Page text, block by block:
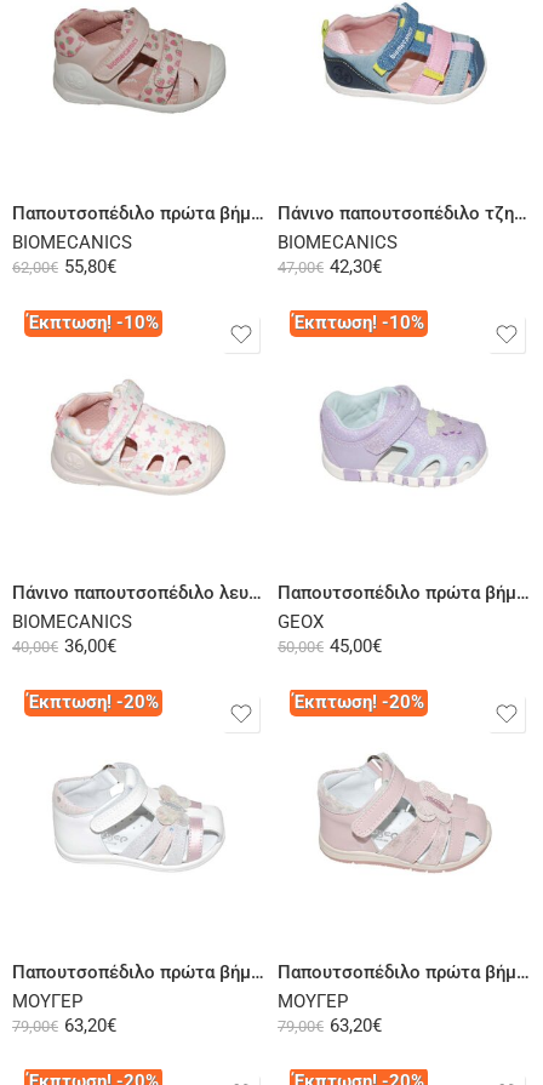
Παπουτσοπέδιλο πρώτα βήματα δερμάτινο ροζ
BIOMECANICS
62,00€ 55,80€
Πάνινο παπουτσοπέδιλο τζην ροζ
BIOMECANICS
47,00€ 42,30€
Έκπτωση! -10%
Πάνινο παπουτσοπέδιλο λευκό
BIOMECANICS
40,00€ 36,00€
Έκπτωση! -10%
Παπουτσοπέδιλο πρώτα βήματα δερμάτινο και ύφασμα λιλά
GEOX
50,00€ 45,00€
Έκπτωση! -20%
Παπουτσοπέδιλο πρώτα βήματα δερμάτινο λευκό ροζ
ΜΟΥΓΕΡ
79,00€ 63,20€
Έκπτωση! -20%
Παπουτσοπέδιλο πρώτα βήματα δερμάτινο ροζ
ΜΟΥΓΕΡ
79,00€ 63,20€